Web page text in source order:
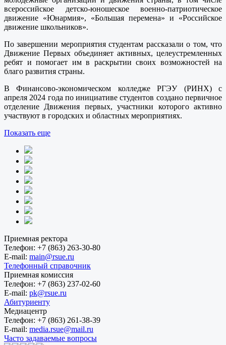
всероссийское детско-юношеское военно-патриотическое
движение «Юнармия», «Большая перемена» и «Российское
движение школьников».
По завершении мероприятия студентам рассказали о том, что
Движение Первых объединяет активных, целеустремленных
ребят и помогает им в раскрытии своих возможностей на
благо развития страны.
В Финансово-экономическом колледже РГЭУ (РИНХ) с
апреля 2024 года по инициативе студентов создано первичное
отделение Движения первых, участники которого активно
участвуют в городских и областных мероприятиях.
Показать еще
Приемная ректора
Телефон: +7 (863) 263-30-80
E-mail: main@rsue.ru
Телефонный справочник
Приемная комиссия
Телефон: +7 (863) 237-02-60
E-mail: pk@rsue.ru
Абитуриенту
Медиацентр
Телефон: +7 (863) 261-38-39
E-mail: media.rsue@mail.ru
Часто задаваемые вопросы